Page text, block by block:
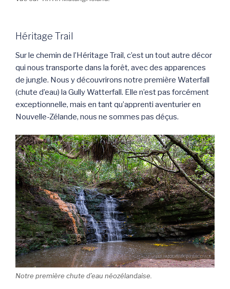
Héritage Trail
Sur le chemin de l’Héritage Trail, c’est un tout autre décor
qui nous transporte dans la forêt, avec des apparences
de jungle. Nous y découvrirons notre première Waterfall
(chute d’eau) la Gully Watterfall. Elle n’est pas forcément
exceptionnelle, mais en tant qu’apprenti aventurier en
Nouvelle-Zélande, nous ne sommes pas déçus.
Notre première chute d’eau néozélandaise.